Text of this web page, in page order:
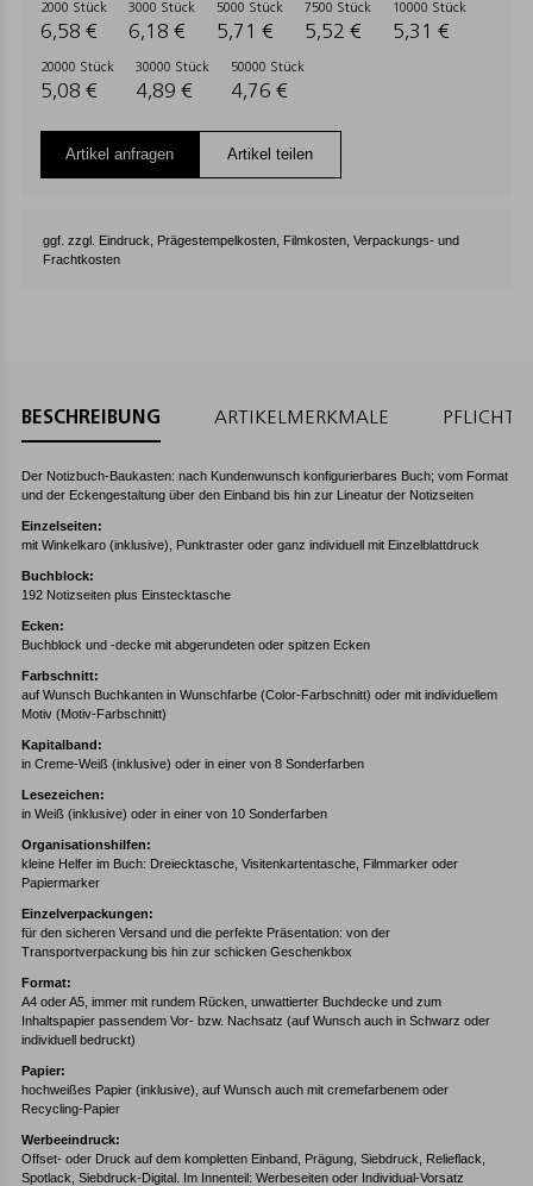
2000 Stück
6,58 €
3000 Stück
6,18 €
5000 Stück
5,71 €
7500 Stück
5,52 €
10000 Stück
5,31 €
20000 Stück
5,08 €
30000 Stück
4,89 €
50000 Stück
4,76 €
Artikel anfragen Artikel teilen
ggf. zzgl. Eindruck, Prägestempelkosten, Filmkosten, Verpackungs- und
Frachtkosten
BESCHREIBUNG ARTIKELMERKMALE
Der Notizbuch-Baukasten: nach Kundenwunsch konfigurierbares Buch; vom Format
und der Eckengestaltung über den Einband bis hin zur Lineatur der Notizseiten
Einzelseiten:
mit Winkelkaro (inklusive), Punktraster oder ganz individuell mit Einzelblattdruck
Buchblock:
192 Notizseiten plus Einstecktasche
Ecken:
Buchblock und -decke mit abgerundeten oder spitzen Ecken
Farbschnitt:
auf Wunsch Buchkanten in Wunschfarbe (Color-Farbschnitt) oder mit individuellem
Motiv (Motiv-Farbschnitt)
Kapitalband:
in Creme-Weiß (inklusive) oder in einer von 8 Sonderfarben
Lesezeichen:
in Weiß (inklusive) oder in einer von 10 Sonderfarben
Organisationshilfen:
kleine Helfer im Buch: Dreiecktasche, Visitenkartentasche, Filmmarker oder
Papiermarker
Einzelverpackungen:
für den sicheren Versand und die perfekte Präsentation: von der
Transportverpackung bis hin zur schicken Geschenkbox
Format:
A4 oder A5, immer mit rundem Rücken, unwattierter Buchdecke und zum
Inhaltspapier passendem Vor- bzw. Nachsatz (auf Wunsch auch in Schwarz oder
individuell bedruckt)
Papier:
hochweißes Papier (inklusive), auf Wunsch auch mit cremefarbenem oder
Recycling-Papier
Werbeeindruck:
Offset- oder Druck auf dem kompletten Einband, Prägung, Siebdruck, Relieflack,
Spotlack, Siebdruck-Digital. Im Innenteil: Werbeseiten oder Individual-Vorsatz